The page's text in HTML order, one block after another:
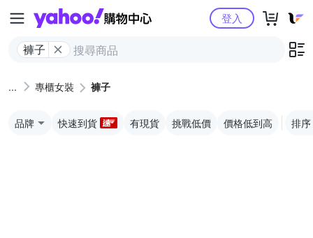
Yahoo購物中心
褲子
登入
專櫃女裝 褲子
品牌 快速到貨 有現貨 挑戰低價 價格低到高 排序